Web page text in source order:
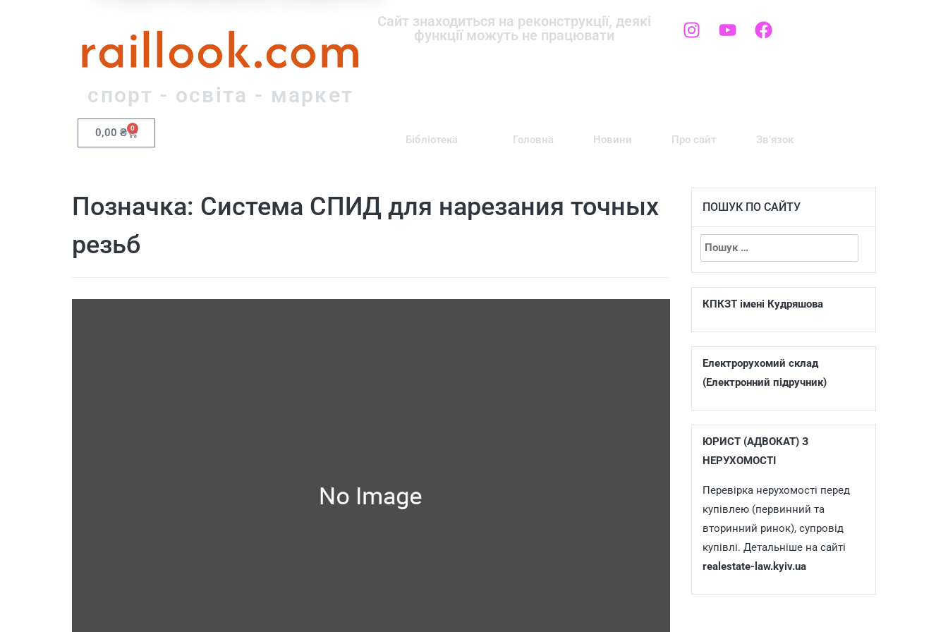
raillook.com
спорт - освіта - маркет
Сайт знаходиться на реконструкції, деякі
функції можуть не працювати
0,00 ₴ 0
Бібліотека Головна Новини Про сайт Зв’язок
Позначка: Система СПИД для нарезания точных
резьб
ПОШУК ПО САЙТУ
КПКЗТ імені Кудряшова
Електрорухомий склад
(Електронний підручник)
ЮРИСТ (АДВОКАТ) З
НЕРУХОМОСТІ
Перевірка нерухомості перед
купівлею (первинний та
вторинний ринок), супровід
купівлі. Детальніше на сайті
realestate-law.kyiv.ua